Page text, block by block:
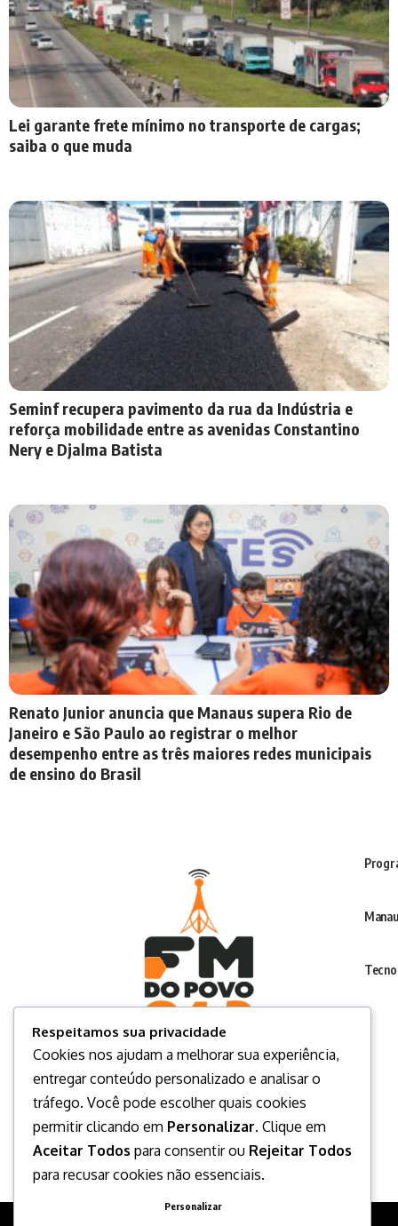
Lei garante frete mínimo no transporte de cargas;
saiba o que muda
Seminf recupera pavimento da rua da Indústria e
reforça mobilidade entre as avenidas Constantino
Nery e Djalma Batista
Renato Junior anuncia que Manaus supera Rio de
Janeiro e São Paulo ao registrar o melhor
desempenho entre as três maiores redes municipais
de ensino do Brasil
Respeitamos sua privacidade
Cookies nos ajudam a melhorar sua experiência,
entregar conteúdo personalizado e analisar o
tráfego. Você pode escolher quais cookies
permitir clicando em Personalizar. Clique em
Aceitar Todos para consentir ou Rejeitar Todos
para recusar cookies não essenciais.
Personalizar